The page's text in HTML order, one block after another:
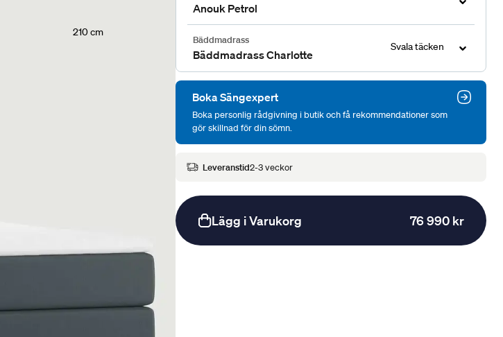
210 cm
Svala täcken
Anouk Petrol
Bäddmadrass
Bäddmadrass Charlotte
Boka Sängexpert
Boka personlig rådgivning i butik och få rekommendationer som
gör skillnad för din sömn.
Leveranstid2-3 veckor
Lägg i Varukorg 76 990 kr